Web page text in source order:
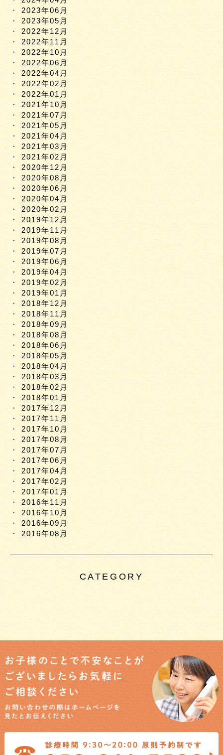
2023年06月
2023年05月
2022年12月
2022年11月
2022年10月
2022年06月
2022年04月
2022年02月
2022年01月
2021年10月
2021年07月
2021年05月
2021年04月
2021年03月
2021年02月
2020年12月
2020年08月
2020年06月
2020年04月
2020年02月
2019年12月
2019年11月
2019年08月
2019年07月
2019年06月
2019年04月
2019年02月
2019年01月
2018年12月
2018年11月
2018年09月
2018年08月
2018年06月
2018年05月
2018年04月
2018年03月
2018年02月
2018年01月
2017年12月
2017年11月
2017年10月
2017年08月
2017年07月
2017年06月
2017年04月
2017年02月
2017年01月
2016年11月
2016年10月
2016年09月
2016年08月
CATEGORY